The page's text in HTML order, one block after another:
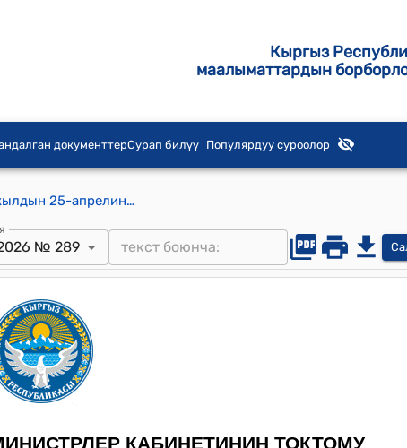
Кыргыз
маалыматтардын
документтерСурап билүү Популярдуу суроолор
Кыргыз Республикасынын Министрлер Кабинетинин 2023-жылдын 25-апрелиндеги № 217 "Кыргыз Республикасынын Министрлер Кабинетинин республикалык маанидеги шаарлардын жергиликтүү өз алдынча башкаруу органдарынын муниципалдык кызматчылар категориясына кирбеген кызматкерлеринин айрым категорияларынын эмгек акысын төлөө шарттарын жөнгө салуучу айрым чечимдерине өзгөртүүлөрдү киргизүү жөнүндө" токтому
№ 289